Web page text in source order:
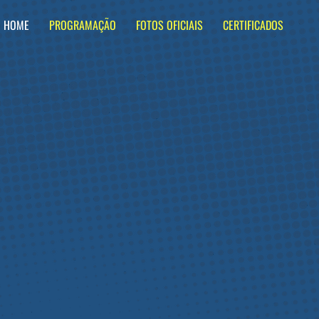
HOME PROGRAMAÇÃO FOTOS OFICIAIS CERTIFICADOS